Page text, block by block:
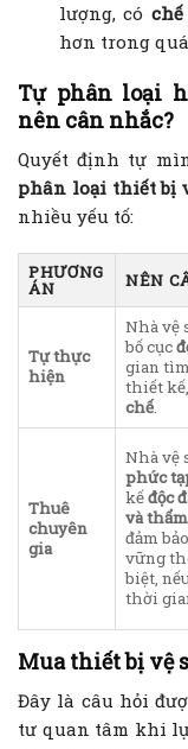
lượng, có
hơn trong
Tự phân loại
nên cân nhắc?
Quyết định tự
phân loại thiết bị
nhiều yếu tố:
PHƯƠNG
ÁN NÊN
Tự thực
hiện
Nhà vệ
bố cục
gian
thiết
chế.
Thuê
chuyên
gia
Nhà vệ
phức
kếđộc
và
đảm
vững
biệt,
thời
Mua thiết bị vệ
Đây là câu hỏi
tư quan tâm khi